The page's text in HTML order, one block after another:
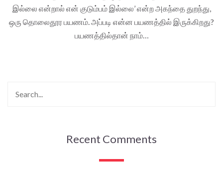
இல்லை என்றால் என் குடும்பம் இல்லை’ என்ற அகந்தை துறந்து,
ஒரு தொலைதூர பயணம். அப்படி என்ன பயணத்தில் இருக்கிறது?
பயணத்தில்தான் நாம்…
Recent Comments